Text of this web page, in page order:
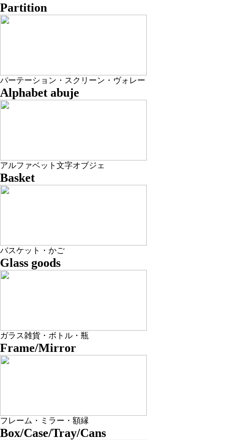
Partition
パーテーション・スクリーン・ヴォレー
Alphabet abuje
アルファベット文字オブジェ
Basket
バスケット・かご
Glass goods
ガラス雑貨・ボトル・瓶
Frame/Mirror
フレーム・ミラー・額縁
Box/Case/Tray/Cans